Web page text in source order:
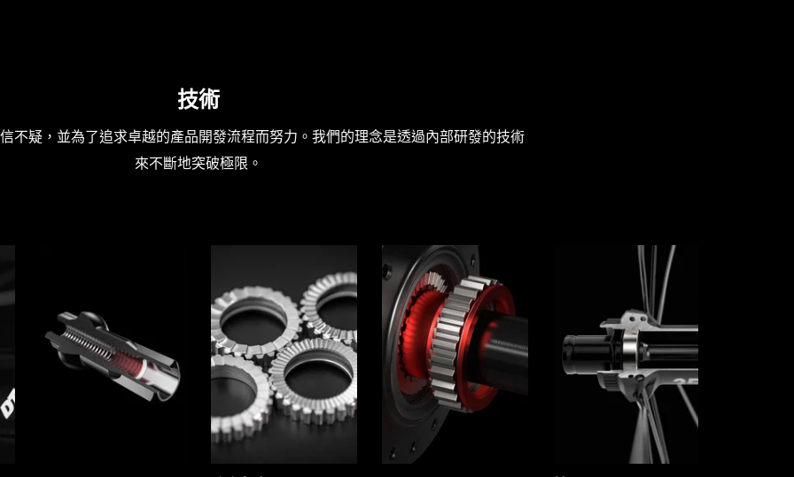
技術
不疑，並為了追求卓越的產品開發流程而努力。我們的理念是透過內部研發的技術
來不斷地突破極限。